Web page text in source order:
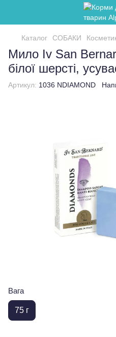
Каталог СОБАКИ
Мило Iv San
білої шерсті,
Артикул: 1036 NDIAMOND
Вага
75 г